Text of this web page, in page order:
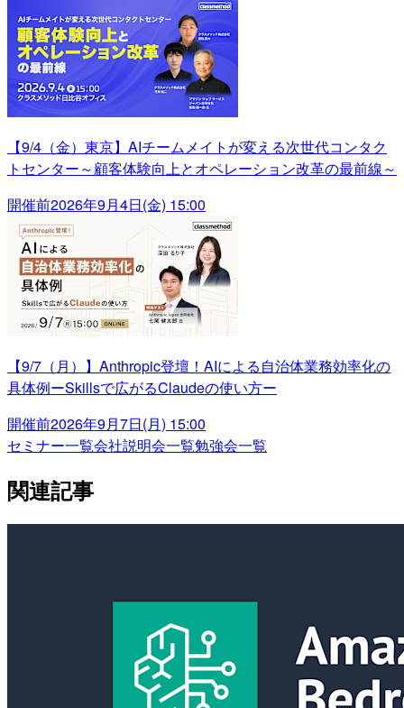
【9/4（金）東京】AIチームメイトが変える次世代コンタク
トセンター～顧客体験向上とオペレーション改革の最前線～
開催前2026年9月4日(金) 15:00
【9/7（月）】Anthropic登壇！AIによる自治体業務効率化の
具体例ーSkillsで広がるClaudeの使い方ー
開催前2026年9月7日(月) 15:00
セミナー一覧会社説明会一覧勉強会一覧
関連記事